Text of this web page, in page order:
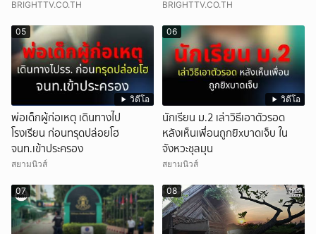
BRIGHTTV.CO.TH BRIGHTTV.CO.TH
วิดีโอ
05
พ่อเด็กผู้ก่อเหตุ เดินทางไป
โรงเรียน ก่อนทรุดปล่อยโฮ
จนท.เข้าประครอง
สยามนิวส์
วิดีโอ
06
นักเรียน ม.2 เล่าวิธีเอาตัวรอด
หลังเห็นเพื่อนถูกยิxบาดเจ็บ ใน
จังหวะชุลมุน
สยามนิวส์
07 08